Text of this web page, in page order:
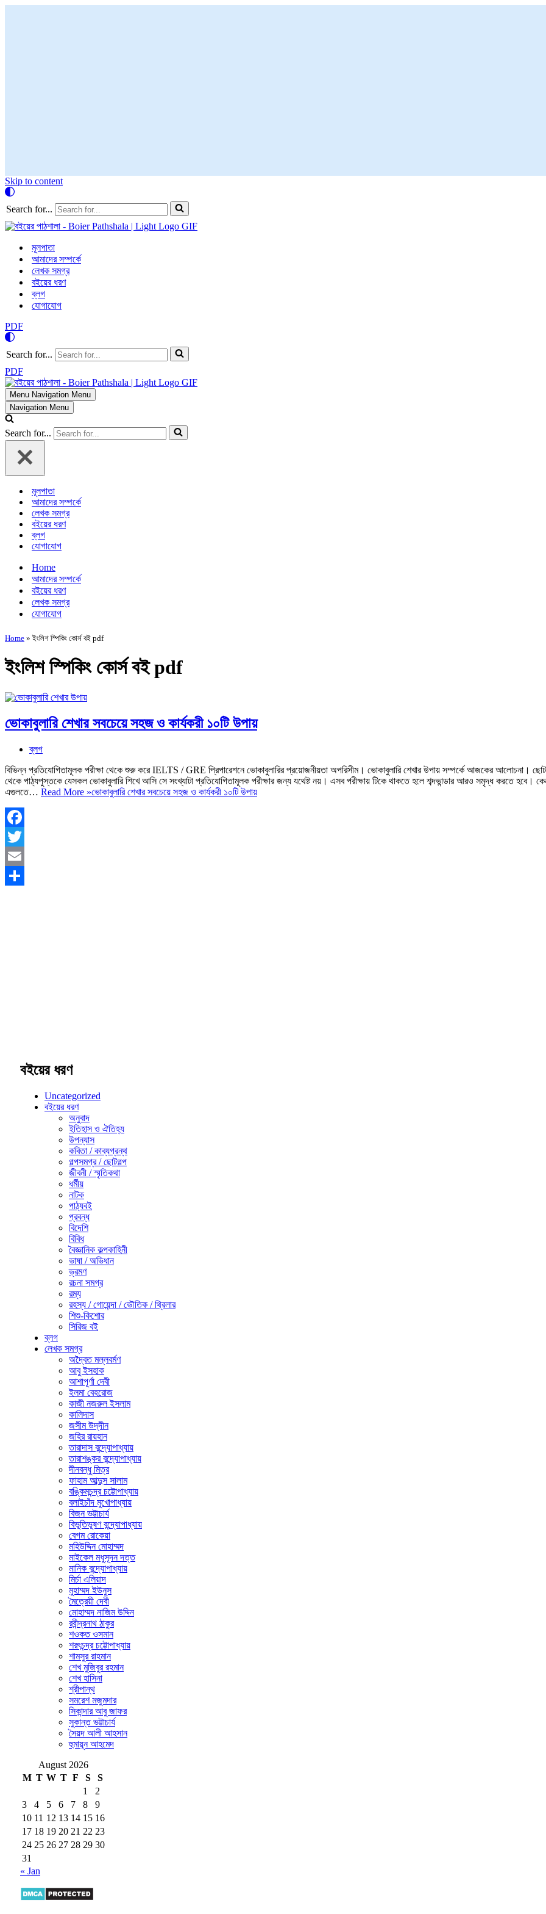
Skip to content
Search for...
মূলপাতা
আমাদের সম্পর্কে
লেখক সমগ্র
বইয়ের ধরণ
ব্লগ
যোগাযোগ
PDF
Search for...
PDF
Menu Navigation Menu
Navigation Menu
Search for...
মূলপাতা
আমাদের সম্পর্কে
লেখক সমগ্র
বইয়ের ধরণ
ব্লগ
যোগাযোগ
Home
আমাদের সম্পর্কে
বইয়ের ধরণ
লেখক সমগ্র
যোগাযোগ
Home »ইংলিশ স্পিকিং কোর্স বই pdf
ইংলিশ স্পিকিং কোর্স বই pdf
ভোকাবুলারি শেখার সবচেয়ে সহজ ও কার্যকরী ১০টি উপায়
ব্লগ
বিভিন্ন প্রতিযোগিতামূলক পরীক্ষা থেকে শুরু করে IELTS / GRE প্রিপারেশনে ভোকাবুলারির প্রয়োজনীয়তা অপরিসীম। ভোকাবুলারি শেখার উপায় সম্পর্কে আজকের আলোচনা।
থেকে পাঠ্যপুস্তকে যেসকল ভোকাবুলারি শিখে আসি সে সংখ্যাটা প্রতিযোগিতামূলক পরীক্ষার জন্য যথেষ্ট নয়। এসব পরীক্ষায় টিকে থাকতে হলে শব্দভান্ডার আরও সমৃদ্ধ করতে হবে।
এগুলতে… Read More »ভোকাবুলারি শেখার সবচেয়ে সহজ ও কার্যকরী ১০টি উপায়
Facebook
Twitter
Email
বইয়ের ধরণ
Uncategorized
বইয়ের ধরণ
অনুবাদ
ইতিহাস ও ঐতিহ্য
উপন্যাস
কবিতা / কাব্যগ্রন্থ
গল্পসমগ্র / ছোটগল্প
জীবনী / স্মৃতিকথা
ধর্মীয়
নাটক
পাঠ্যবই
প্রবন্ধ
বিদেশি
বিবিধ
বৈজ্ঞানিক কল্পকাহিনী
ভাষা / অভিধান
ভ্রমণ
রচনা সমগ্র
রম্য
রহস্য / গোয়েন্দা / ভৌতিক / থ্রিলার
শিশু-কিশোর
সিরিজ বই
ব্লগ
লেখক সমগ্র
অদ্বৈত মল্লবর্মণ
আবু ইসহাক
আশাপূর্ণা দেবী
ইলমা বেহরোজ
কাজী নজরুল ইসলাম
কালিদাস
জসীম উদ্‌দীন
জহির রায়হান
তারাদাস বন্দ্যোপাধ্যায়
তারাশঙ্কর বন্দ্যোপাধ্যায়
দীনবন্ধু মিত্র
ফাহাম আব্দুস সালাম
বঙ্কিমচন্দ্র চট্টোপাধ্যায়
বলাইচাঁদ মুখোপাধ্যায়
বিজন ভট্টাচার্য
বিভূতিভূষণ বন্দ্যোপাধ্যায়
বেগম রোকেয়া
মহিউদ্দিন মোহাম্মদ
মাইকেল মধুসূদন দত্ত
মানিক বন্দ্যোপাধ্যায়
মির্চা এলিয়াদ
মুহাম্মদ ইউনুস
মৈত্রেয়ী দেবী
মোহাম্মদ নাজিম উদ্দিন
রবীন্দ্রনাথ ঠাকুর
শওকত ওসমান
শরৎচন্দ্র চট্টোপাধ্যায়
শামসুর রাহমান
শেখ মুজিবুর রহমান
শেখ হাসিনা
শ্রীপান্থ
সমরেশ মজুমদার
সিকান্দার আবু জাফর
সুকান্ত ভট্টাচার্য
সৈয়দ আলী আহসান
হুমায়ূন আহমেদ
August 2026
M T W T F S
S
1
2
3
4 5 6 7 8
9
10 11 12 13 14 15 16
17 18 19 20 21 22 23
24 25 26 27 28 29 30
31
« Jan